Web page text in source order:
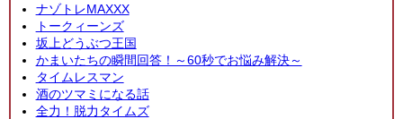
ナゾトレMAXXX
トークィーンズ
坂上どうぶつ王国
かまいたちの瞬間回答！～60秒でお悩み解決～
タイムレスマン
酒のツマミになる話
全力！脱力タイムズ